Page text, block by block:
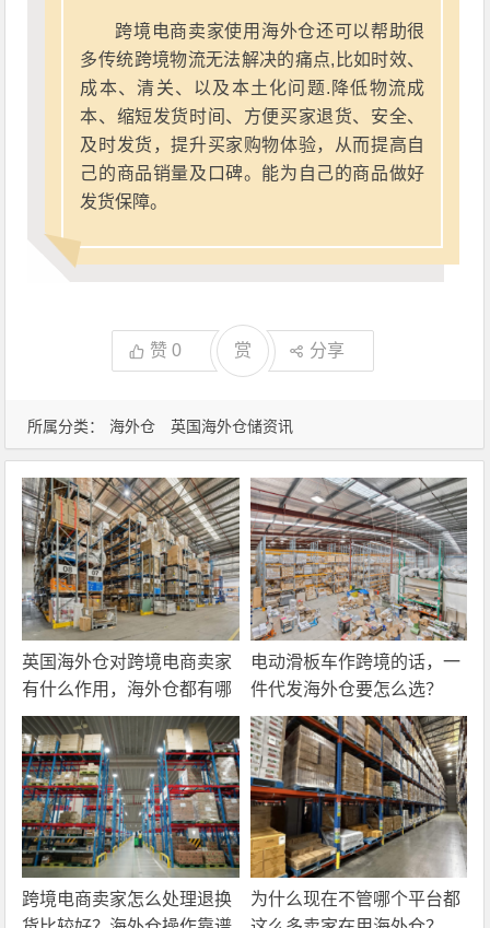
所属分类： 海外仓 英国海外仓储资讯
跨境电商卖家使用海外仓还可以帮助很
多传统跨境物流无法解决的痛点,比如时效、
成本、清关、以及本土化问题.降低物流成
本、缩短发货时间、方便买家退货、安全、
及时发货，提升买家购物体验，从而提高自
己的商品销量及口碑。能为自己的商品做好
发货保障。
赞0 赏 分享
英国海外仓对跨境电商卖家
有什么作用，海外仓都有哪
些核心服务？
电动滑板车作跨境的话，一
件代发海外仓要怎么选？
跨境电商卖家怎么处理退换
为什么现在不管哪个平台都